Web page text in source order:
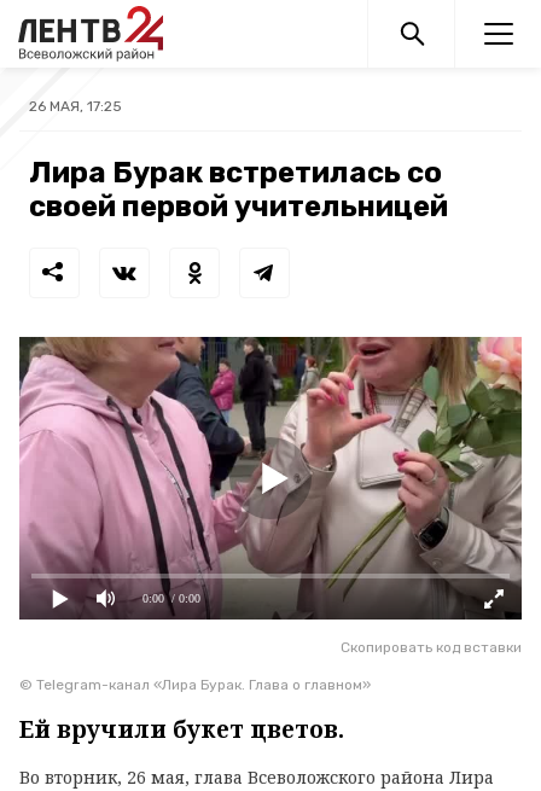
26 МАЯ, 17:25
Лира Бурак встретилась со
своей первой учительницей
0:00 / 0:00
Скопировать код вставки
© Telegram-канал «Лира Бурак. Глава о главном»
Ей вручили букет цветов.
Во вторник, 26 мая, глава Всеволожского района Лира